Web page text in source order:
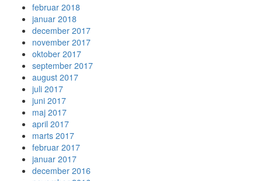
februar 2018
januar 2018
december 2017
november 2017
oktober 2017
september 2017
august 2017
juli 2017
juni 2017
maj 2017
april 2017
marts 2017
februar 2017
januar 2017
december 2016